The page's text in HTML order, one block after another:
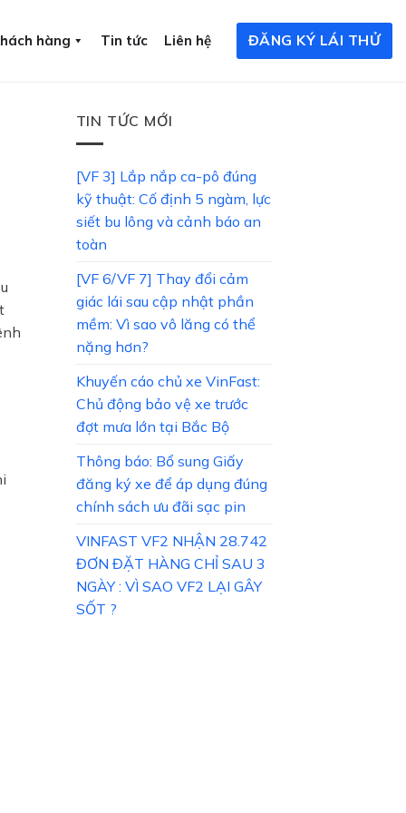
hàng Tin tức Liên hệ ĐĂNG KÝ LÁI THỬ
TIN TỨC MỚI
[VF 3] Lắp nắp ca-pô đúng
kỹ thuật: Cố định 5 ngàm, lực
siết bu lông và cảnh báo an
toàn
[VF 6/VF 7] Thay đổi cảm
giác lái sau cập nhật phần
mềm: Vì sao vô lăng có thể
nặng hơn?
Khuyến cáo chủ xe VinFast:
Chủ động bảo vệ xe trước
đợt mưa lớn tại Bắc Bộ
Thông báo: Bổ sung Giấy
đăng ký xe để áp dụng đúng
chính sách ưu đãi sạc pin
VINFAST VF2 NHẬN 28.742
ĐƠN ĐẶT HÀNG CHỈ SAU 3
NGÀY : VÌ SAO VF2 LẠI GÂY
SỐT ?